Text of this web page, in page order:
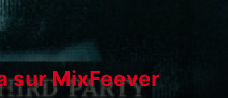
sur MixFeever